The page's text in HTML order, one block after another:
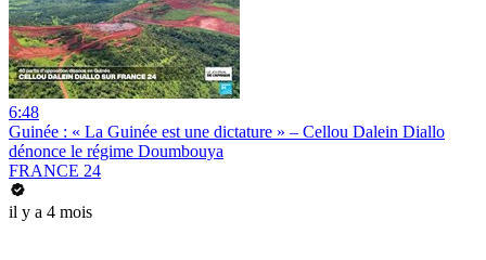
6:48
Guinée : « La Guinée est une dictature » – Cellou Dalein Diallo
dénonce le régime Doumbouya
FRANCE 24
il y a 4 mois